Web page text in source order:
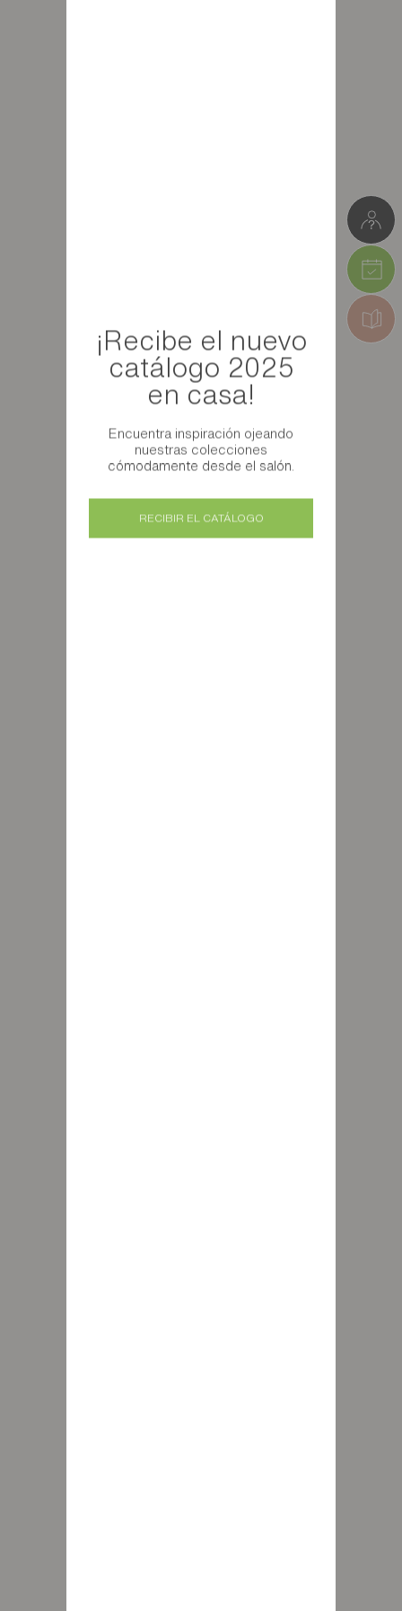
¡Recibe el nuevo
catálogo 2025
en casa!
Encuentra inspiración ojeando
nuestras colecciones
cómodamente desde el salón.
RECIBIR EL CATÁLOGO